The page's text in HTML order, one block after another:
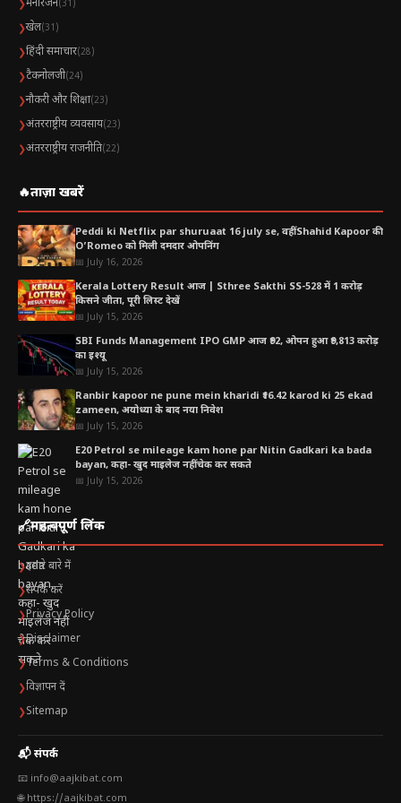
आगे क्या रहेगा ट्रेंड:
विश्लेषकों का मानना है कि यदि वैश्विक मांग बनी रहती है और भू-राजनीतिक
हालात स्थिर रहते हैं, तो आने वाले महीनों में:
भारत का चीन को निर्यात और बढ़ सकता है
सकते हैं
Table of Contents
India China Export Boom भारत ने रचा नया कीर्तिमान,
चीन को निर्यात में 67% की ऐतिहासिक बढ़ोतरी
किन सेक्टर्स ने दिलाई भारत को बड़ी सफलता?
पेट्रोलियम और रिफाइंड प्रोडक्ट्स
केमिकल और फार्मा कच्चा माल
चीन पर बढ़ती निर्भरता या रणनीतिक संतुलन?
❯मनोरंजन(31)
❯खेल(31)
❯हिंदी समाचार(28)
❯टैकनोलजी(24)
❯नौकरी और शिक्षा(23)
❯अंतरराष्ट्रीय व्यवसाय(23)
❯अंतरराष्ट्रीय राजनीति(22)
🔥ताज़ा खबरें
Peddi ki Netflix par shuruaat 16 july se, वहीं Shahid Kapoor की
O’Romeo को मिली दमदार ओपनिंग
📅 July 16, 2026
Kerala Lottery Result आज | Sthree Sakthi SS-528 में 1 करोड़
किसने जीता, पूरी लिस्ट देखें
📅 July 15, 2026
SBI Funds Management IPO GMP आज ₹92, ओपन हुआ ₹9,813 करोड़
का इश्यू
📅 July 15, 2026
Ranbir kapoor ne pune mein kharidi ₹16.42 karod ki 25 ekad
zameen, अयोध्या के बाद नया निवेश
📅 July 15, 2026
E20 Petrol se mileage kam hone par Nitin Gadkari ka bada
bayan, कहा- खुद माइलेज नहीं चेक कर सकते
📅 July 15, 2026
🔗महत्वपूर्ण लिंक
❯हमारे बारे में
❯संपर्क करें
❯Privacy Policy
❯Disclaimer
❯Terms & Conditions
❯विज्ञापन दें
❯Sitemap
📬 संपर्क
📧 info@aajkibat.com
🌐 https://aajkibat.com